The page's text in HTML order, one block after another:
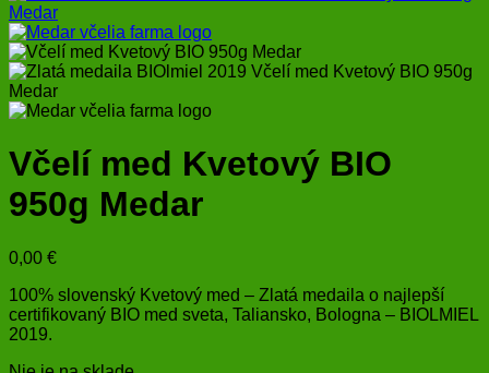
Včelí med Kvetový BIO
950g Medar
0,00 €
100% slovenský Kvetový med – Zlatá medaila o najlepší
certifikovaný BIO med sveta, Taliansko, Bologna – BIOLMIEL
2019.